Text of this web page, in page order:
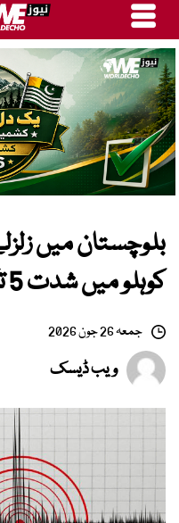
بلوچستان میں
کوہلو میں شدت 5 تک ریکارڈ
جمعہ 26 جون 2026
ویب ڈیسک